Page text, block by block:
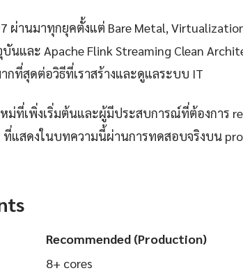
ผ่านมาทุกยุคตั้งแต่ Bare Metal,
นและ Apache Flink Streaming Clean
กที่สุดต่อวิธีที่เราสร้างและดูแลระบบ IT
ที่เพิ่งเริ่มต้นและผู้มีประสบการณ์ที่ต้องการ
แสดงในบทความนี้ผ่านการทดสอบจริงบน
Recommended (Production)
8+ cores